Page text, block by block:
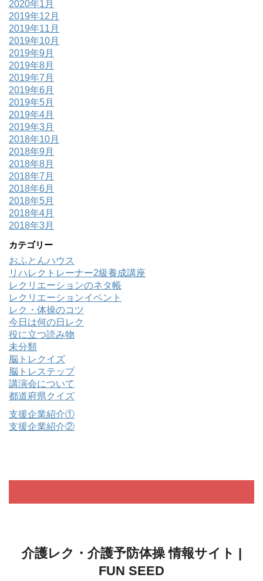
2020年1月
2019年12月
2019年11月
2019年10月
2019年9月
2019年8月
2019年7月
2019年6月
2019年5月
2019年4月
2019年3月
2018年10月
2018年9月
2018年8月
2018年7月
2018年6月
2018年5月
2018年4月
2018年3月
カテゴリー
おふとんハウス
リハレクトレーナー2級養成講座
レクリエーションのネタ帳
レクリエーションイベント
レク・体操のコツ
今日は何の日レク
役に立つ読み物
未分類
脳トレクイズ
脳トレステップ
講演会について
都道府県クイズ
支援企業紹介①
支援企業紹介②
介護レク・介護予防体操 情報サイト |
FUN SEED